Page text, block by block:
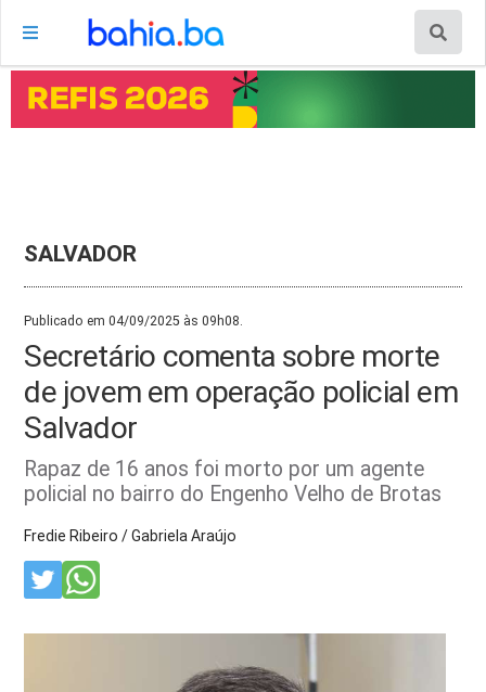
SALVADOR
Publicado em 04/09/2025 às 09h08.
Secretário comenta sobre morte
de jovem em operação policial em
Salvador
Rapaz de 16 anos foi morto por um agente
policial no bairro do Engenho Velho de Brotas
Fredie Ribeiro / Gabriela Araújo